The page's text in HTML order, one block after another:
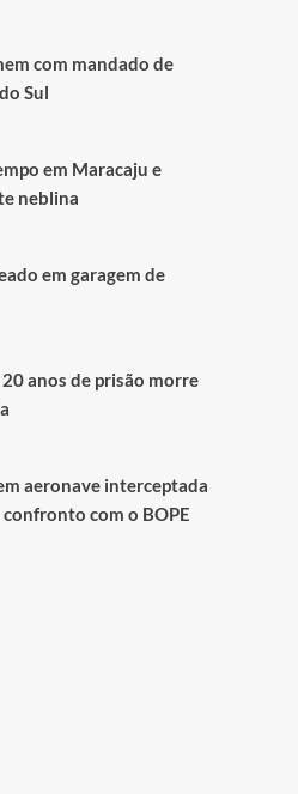
com mandado de
Sul
em Maracaju e
neblina
em garagem de
anos de prisão morre
aeronave interceptada
com o BOPE